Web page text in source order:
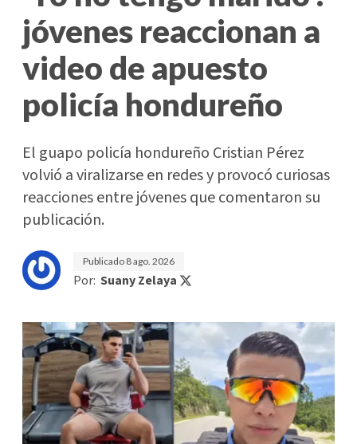
jóvenes reaccionan a
video de apuesto
policía hondureño
El guapo policía hondureño Cristian Pérez
volvió a viralizarse en redes y provocó curiosas
reacciones entre jóvenes que comentaron su
publicación.
Publicado 8 ago. 2026
Por: Suany Zelaya